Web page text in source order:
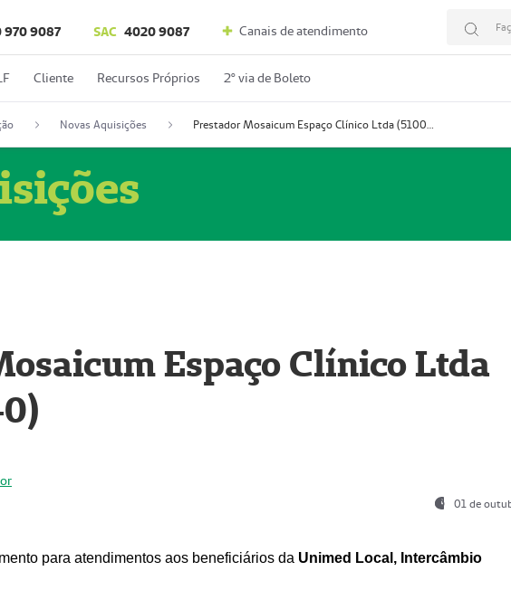
970 9087 SAC 4020 9087 Canais de atendimento
Cliente Recursos Próprios 2º via de Boleto
Novas Aquisições Prestador Mosaicum Espaço Clínico Ltda (51004352-0)
Espaço Clínico Ltda
01 de
para atendimentos aos beneficiários da Unimed Local, Intercâmbio